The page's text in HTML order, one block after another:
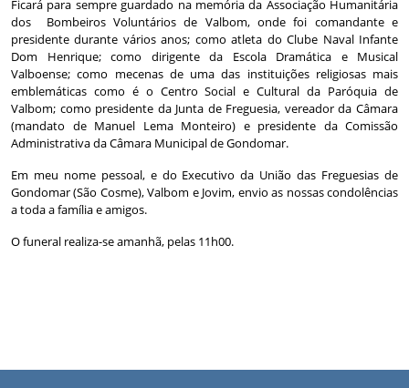
Ficará para sempre guardado na memória da Associação Humanitária
dos Bombeiros Voluntários de Valbom, onde foi comandante e
presidente durante vários anos; como atleta do Clube Naval Infante
Dom Henrique; como dirigente da Escola Dramática e Musical
Valboense; como mecenas de uma das instituições religiosas mais
emblemáticas como é o Centro Social e Cultural da Paróquia de
Valbom; como presidente da Junta de Freguesia, vereador da Câmara
(mandato de Manuel Lema Monteiro) e presidente da Comissão
Administrativa da Câmara Municipal de Gondomar.
Em meu nome pessoal, e do Executivo da União das Freguesias de
Gondomar (São Cosme), Valbom e Jovim, envio as nossas condolências
a toda a família e amigos.
O funeral realiza-se amanhã, pelas 11h00.